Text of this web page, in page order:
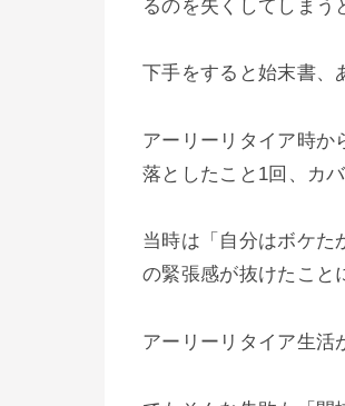
るのを失くしてしまう
下手をすると始末書、
アーリーリタイア時か
落としたこと1回、カ
当時は「自分はボケた
の緊張感が抜けたこと
アーリーリタイア生活